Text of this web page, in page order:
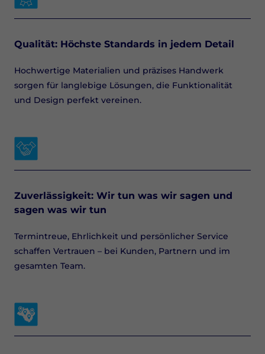
Qualität: Höchste Standards in jedem Detail
Hochwertige Materialien und präzises Handwerk
sorgen für langlebige Lösungen, die Funktionalität
und Design perfekt vereinen.
Zuverlässigkeit: Wir tun was wir sagen und
sagen was wir tun
Termintreue, Ehrlichkeit und persönlicher Service
schaffen Vertrauen – bei Kunden, Partnern und im
gesamten Team.